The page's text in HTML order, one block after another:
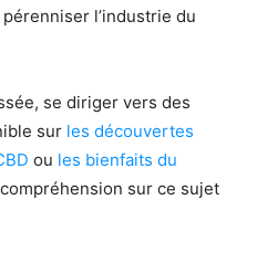
l’industrie du
se diriger vers des
sur les découvertes
ou les bienfaits du
sur ce sujet